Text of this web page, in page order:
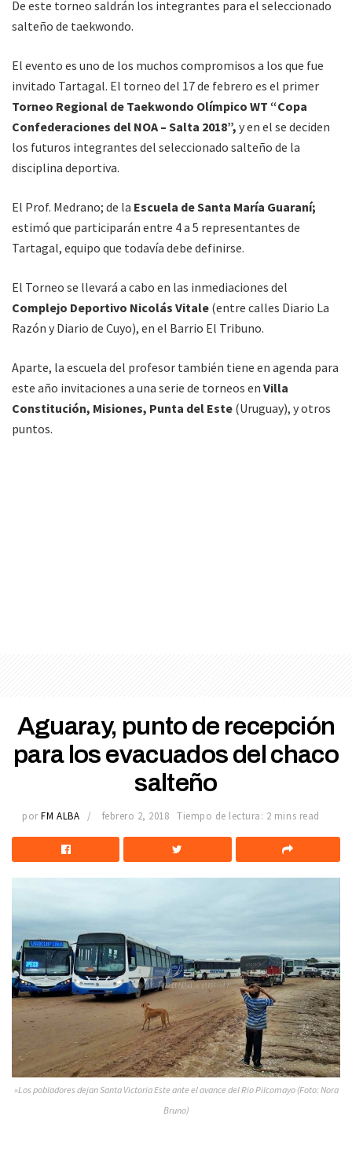
De este torneo saldrán los integrantes para el seleccionado
salteño de taekwondo.
El evento es uno de los muchos compromisos a los que fue
invitado Tartagal. El torneo del 17 de febrero es el primer
Torneo Regional de Taekwondo Olímpico WT “Copa
Confederaciones del NOA – Salta 2018”, y en el se deciden
los futuros integrantes del seleccionado salteño de la
disciplina deportiva.
El Prof. Medrano; de la Escuela de Santa María Guaraní;
estimó que participarán entre 4 a 5 representantes de
Tartagal, equipo que todavía debe definirse.
El Torneo se llevará a cabo en las inmediaciones del
Complejo Deportivo Nicolás Vitale (entre calles Diario La
Razón y Diario de Cuyo), en el Barrio El Tribuno.
Aparte, la escuela del profesor también tiene en agenda para
este año invitaciones a una serie de torneos en Villa
Constitución, Misiones, Punta del Este (Uruguay), y otros
puntos.
Aguaray, punto de recepción
para los evacuados del chaco
salteño
por FM ALBA febrero 2, 2018 Tiempo de lectura: 2 mins read
»Los pobladores dejan Santa Victoria Este ante el avance del Rio Pilcomayo (Foto: Nora
Bruno)